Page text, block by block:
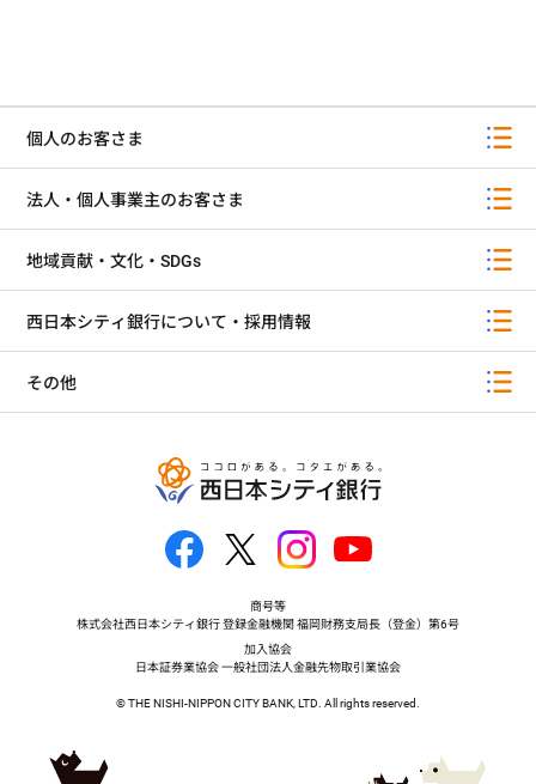
個人のお客さま
法人・個人事業主のお客さま
地域貢献・文化・SDGs
西日本シティ銀行について・採用情報
その他
商号等
株式会社西日本シティ銀行 登録金融機関 福岡財務支局長（登金）第6号
加入協会
日本証券業協会 一般社団法人金融先物取引業協会
© THE NISHI-NIPPON CITY BANK, LTD. All rights reserved.